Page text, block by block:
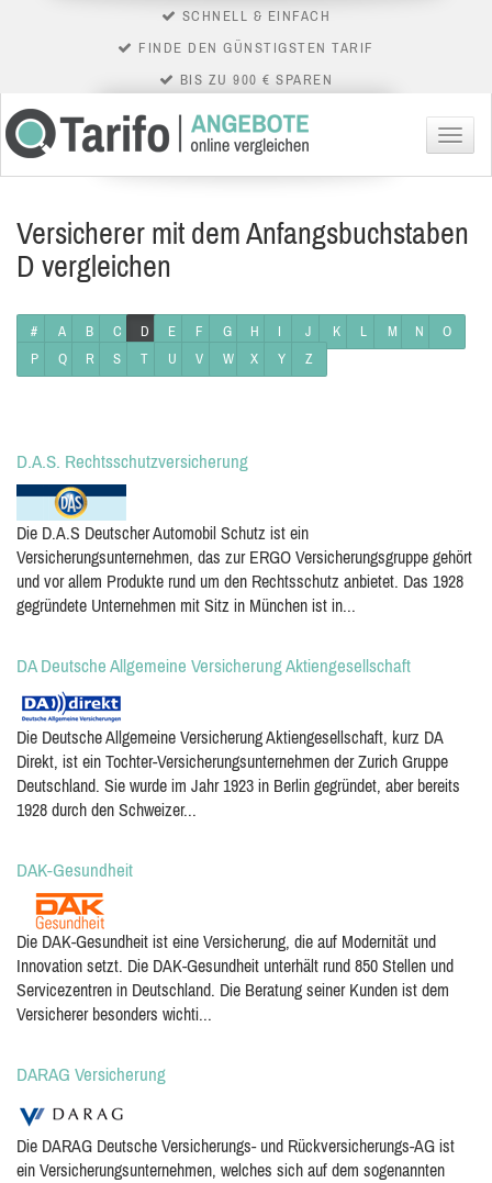
SCHNELL & EINFACH
FINDE DEN GÜNSTIGSTEN TARIF
BIS ZU 900 € SPAREN
Menü
Versicherer mit dem Anfangsbuchstaben
D vergleichen
# A B C D E F G H I J K L M N
O
P
Q R S T U V W X Y Z
D.A.S. Rechtsschutzversicherung
Die D.A.S Deutscher Automobil Schutz ist ein
Versicherungsunternehmen, das zur ERGO Versicherungsgruppe gehört
und vor allem Produkte rund um den Rechtsschutz anbietet. Das 1928
gegründete Unternehmen mit Sitz in München ist in...
DA Deutsche Allgemeine Versicherung Aktiengesellschaft
Die Deutsche Allgemeine Versicherung Aktiengesellschaft, kurz DA
Direkt, ist ein Tochter-Versicherungsunternehmen der Zurich Gruppe
Deutschland. Sie wurde im Jahr 1923 in Berlin gegründet, aber bereits
1928 durch den Schweizer...
DAK-Gesundheit
Die DAK-Gesundheit ist eine Versicherung, die auf Modernität und
Innovation setzt. Die DAK-Gesundheit unterhält rund 850 Stellen und
Servicezentren in Deutschland. Die Beratung seiner Kunden ist dem
Versicherer besonders wichti...
DARAG Versicherung
Die DARAG Deutsche Versicherungs- und Rückversicherungs-AG ist
ein Versicherungsunternehmen, welches sich auf dem sogenannten